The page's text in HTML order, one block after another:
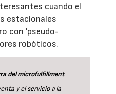
cuando el
estacionales
con 'pseudo-
robóticos.
del microfulfillment
y el servicio a la